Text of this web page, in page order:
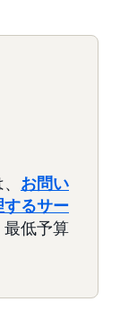
お問い
るサー
最低予算